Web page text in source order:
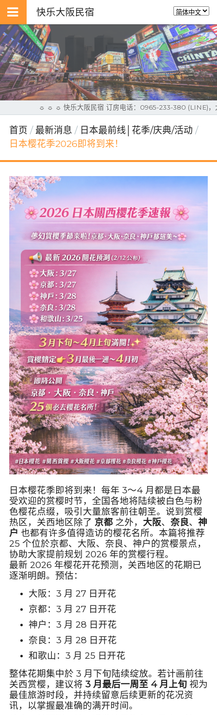
快乐大阪民宿
☼ ☼ ☼ 快乐大阪民宿 订房电话：0965-233-380 (LINE)，
首页 最新消息 日本最前线│花季/庆典/活动
日本樱花季2026即将到来！
日本樱花季即将到来！每年 3～4 月都是日本最
受欢迎的赏樱时节，全国各地将陆续被白色与粉
色樱花点缀，吸引大量旅客前往朝圣。说到赏樱
热区，关西地区除了 京都之外， 大阪、 奈良、 神
户 也都有许多值得造访的樱花名所。本篇将推荐
25 个位於京都、大阪、奈良、神户的赏樱景点，
协助大家提前规划 2026 年的赏樱行程。
最新 2026 年樱花开花预测，关西地区的花期已
逐渐明朗。预估：
大阪：3 月 27 日开花
京都：3 月 27 日开花
神户：3 月 28 日开花
奈良：3 月 28 日开花
和歌山：3 月 25 日开花
整体花期集中於 3 月下旬陆续绽放。若计画前往
关西赏樱，建议将 3 月最后一周至 4 月上旬视为
最佳旅游时段，并持续留意后续更新的花况资
讯，以掌握最准确的满开时间。